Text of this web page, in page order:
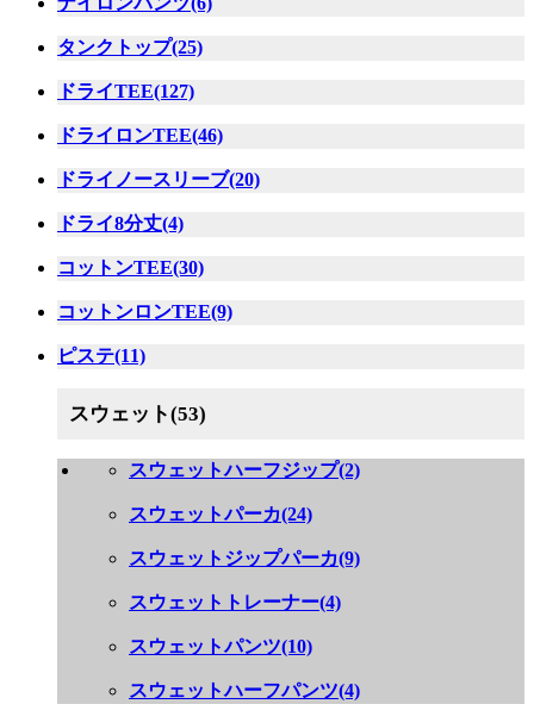
タンクトップ(25)
ドライTEE(127)
ドライロンTEE(46)
ドライノースリーブ(20)
ドライ8分丈(4)
コットンTEE(30)
コットンロンTEE(9)
ピステ(11)
スウェット(53)
スウェットハーフジップ(2)
スウェットパーカ(24)
スウェットジップパーカ(9)
スウェットトレーナー(4)
スウェットパンツ(10)
スウェットハーフパンツ(4)